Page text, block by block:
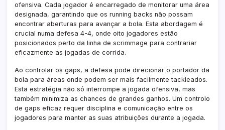
ofensiva. Cada jogador é encarregado de monitorar uma área
designada, garantindo que os running backs não possam
encontrar aberturas para avançar a bola. Esta abordagem é
crucial numa defesa 4-4, onde oito jogadores estão
posicionados perto da linha de scrimmage para contrariar
eficazmente as jogadas de corrida.
Ao controlar os gaps, a defesa pode direcionar o portador da
bola para áreas onde podem ser mais facilmente tackleados.
Esta estratégia não só interrompe a jogada ofensiva, mas
também minimiza as chances de grandes ganhos. Um controlo
de gaps eficaz requer disciplina e comunicação entre os
jogadores para manter as suas atribuições durante a jogada.